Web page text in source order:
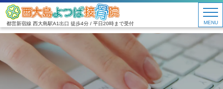
都営新宿線 西大島駅A1出口 徒歩4分 / 平日20時まで受付 MENU